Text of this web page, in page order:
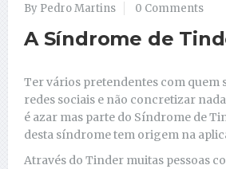
By Pedro Martins
0 Comments
A Síndrome de
Ter vários pretendentes com quem
redes sociais e não concretizar
é azar mas parte do Síndrome de
desta síndrome tem origem na
Através do Tinder muitas pessoas